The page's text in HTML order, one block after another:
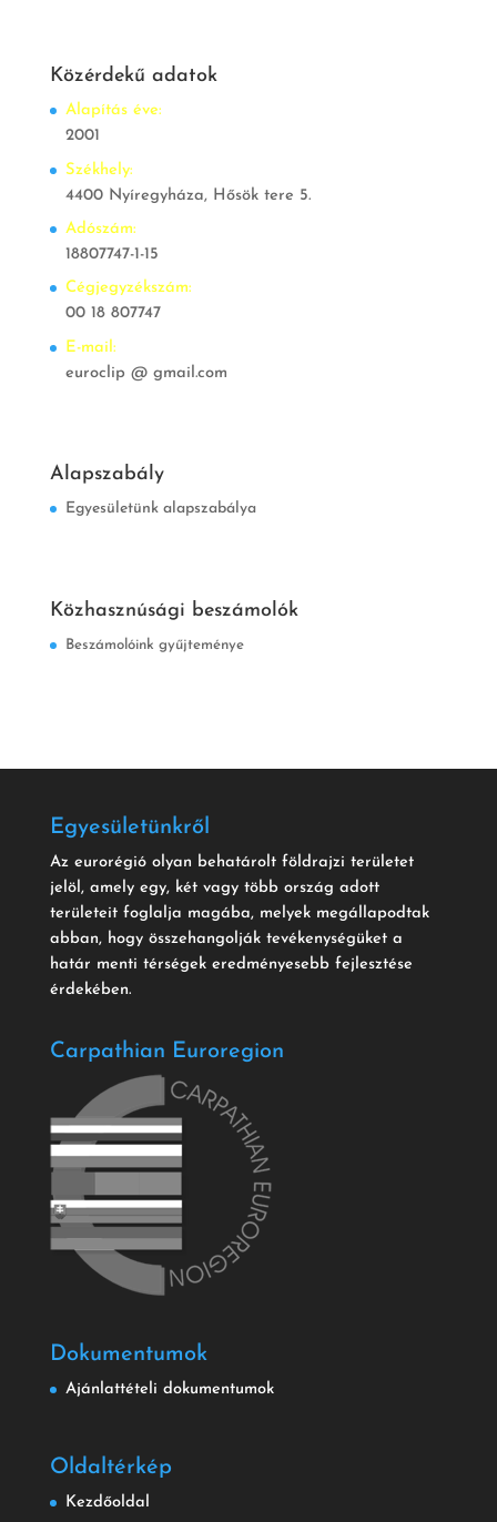
Közérdekű adatok
Alapítás éve:
2001
Székhely:
4400 Nyíregyháza, Hősök tere 5.
Adószám:
18807747-1-15
Cégjegyzékszám:
00 18 807747
E-mail:
euroclip @ gmail.com
Alapszabály
Egyesületünk alapszabálya
Közhasznúsági beszámolók
Beszámolóink gyűjteménye
Egyesületünkről
Az eurorégió olyan behatárolt földrajzi területet
jelöl, amely egy, két vagy több ország adott
területeit foglalja magába, melyek megállapodtak
abban, hogy összehangolják tevékenységüket a
határ menti térségek eredményesebb fejlesztése
érdekében.
Carpathian Euroregion
Dokumentumok
Ajánlattételi dokumentumok
Oldaltérkép
Kezdőoldal